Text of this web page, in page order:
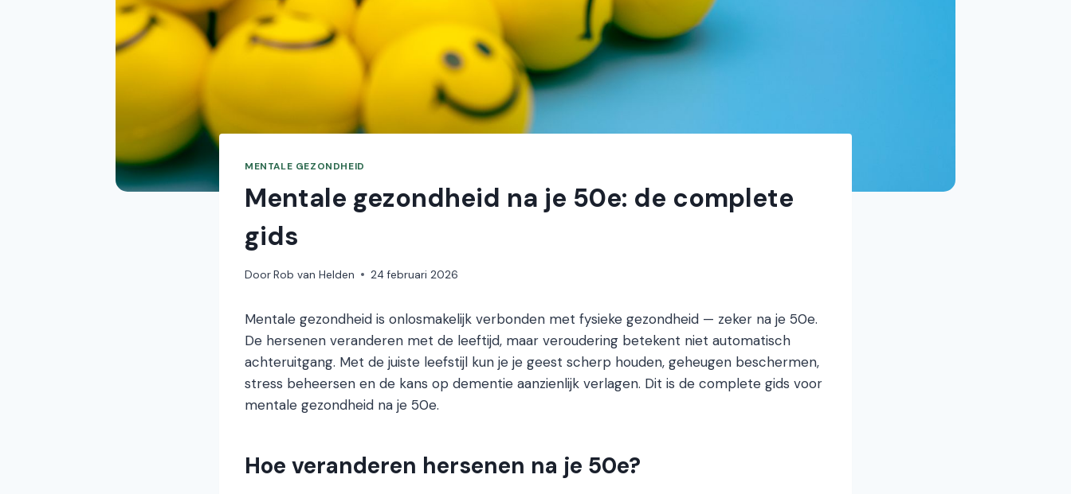
MENTALE GEZONDHEID
Mentale gezondheid na je 50e: de complete
gids
DoorRob van Helden 24 februari 2026
Mentale gezondheid is onlosmakelijk verbonden met fysieke gezondheid — zeker na je 50e.
De hersenen veranderen met de leeftijd, maar veroudering betekent niet automatisch
achteruitgang. Met de juiste leefstijl kun je je geest scherp houden, geheugen beschermen,
stress beheersen en de kans op dementie aanzienlijk verlagen. Dit is de complete gids voor
mentale gezondheid na je 50e.
Hoe veranderen hersenen na je 50e?